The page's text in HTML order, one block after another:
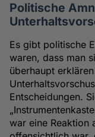
Politische
Es gibt politische
waren, dass man
überhaupt
Entscheidungen.
war eine Reaktion